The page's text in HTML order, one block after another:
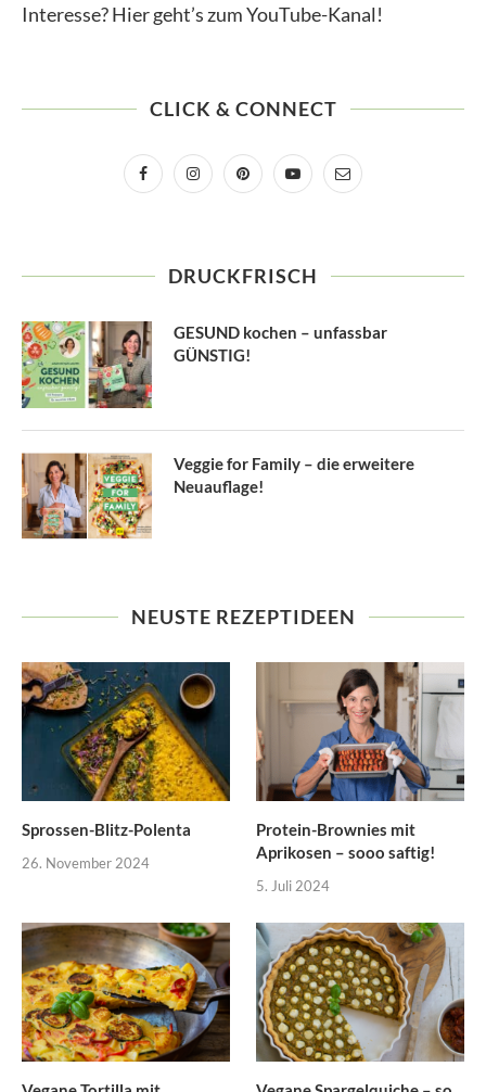
Interesse? Hier geht’s zum YouTube-Kanal!
CLICK & CONNECT
DRUCKFRISCH
GESUND kochen – unfassbar
GÜNSTIG!
Veggie for Family – die erweitere
Neuauflage!
NEUSTE REZEPTIDEEN
Sprossen-Blitz-Polenta
26. November 2024
Protein-Brownies mit
Aprikosen – sooo saftig!
5. Juli 2024